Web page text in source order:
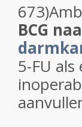
BCG
5-FU